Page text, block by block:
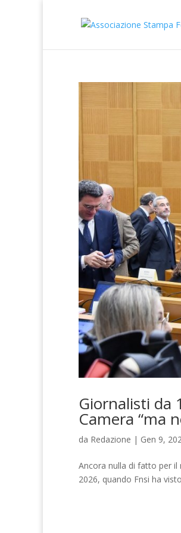
Giornalisti da
Camera “ma
da Redazione | Gen 9,
Ancora nulla di fatto per il
2026, quando Fnsi ha